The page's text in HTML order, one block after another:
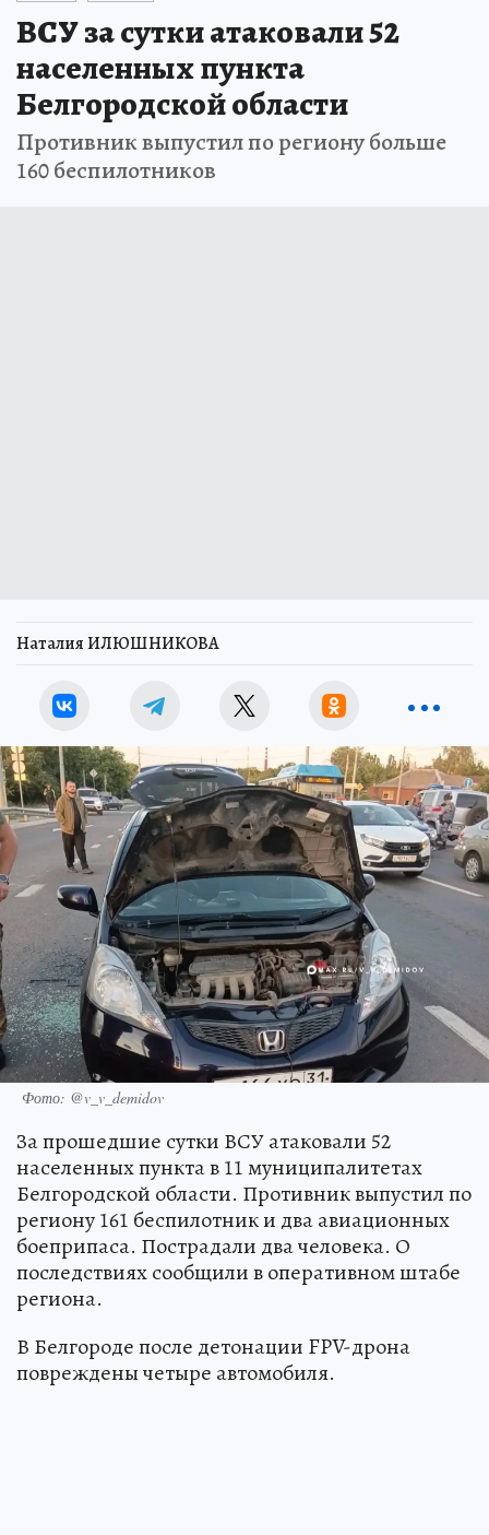
ВСУ за сутки атаковали 52
населенных пункта
Белгородской области
Противник выпустил по региону больше
160 беспилотников
Наталия ИЛЮШНИКОВА
Фото: @v_v_demidov
За прошедшие сутки ВСУ атаковали 52
населенных пункта в 11 муниципалитетах
Белгородской области. Противник выпустил по
региону 161 беспилотник и два авиационных
боеприпаса. Пострадали два человека. О
последствиях сообщили в оперативном штабе
региона.
В Белгороде после детонации FPV-дрона
повреждены четыре автомобиля.